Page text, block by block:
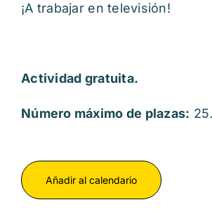
¡A trabajar en televisión!
Actividad gratuita.
Número máximo de plazas: 25.
Añadir al calendario